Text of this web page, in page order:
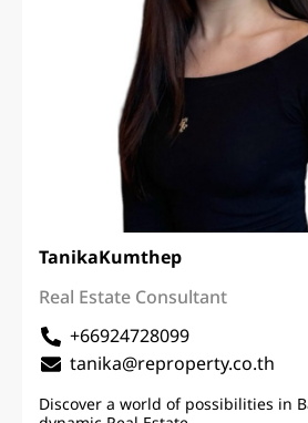
TanikaKumthep
Real Estate Consultant
+66924728099
tanika@reproperty.co.th
Discover a world of possibilities in